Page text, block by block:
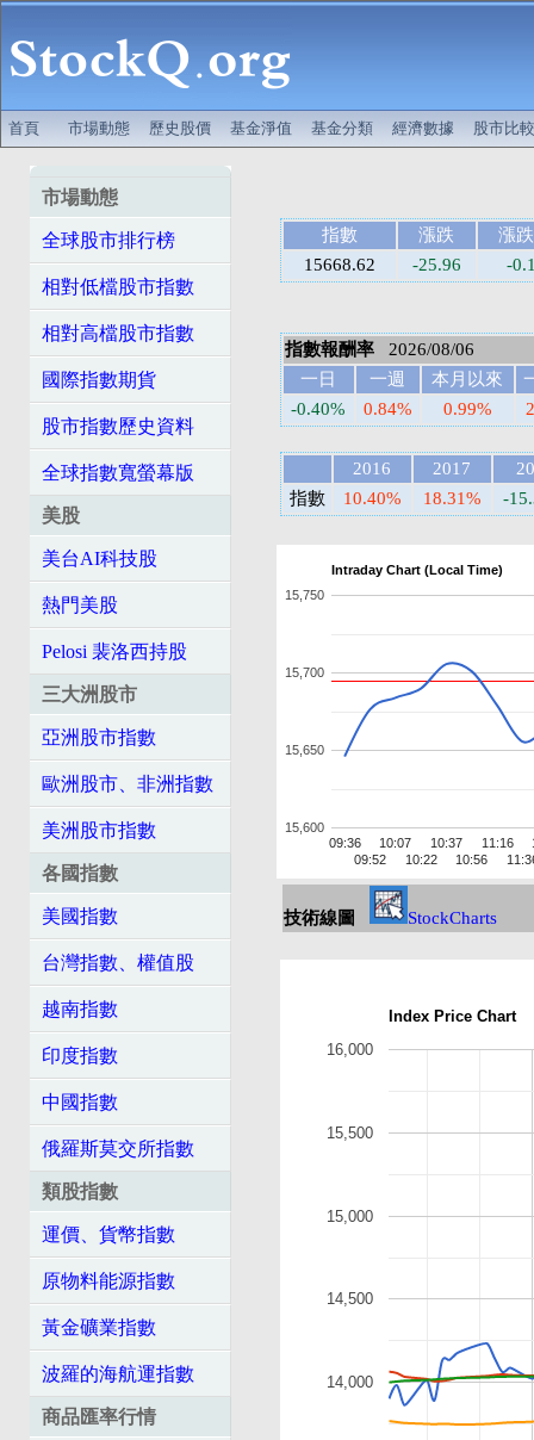
首頁 市場動態 歷史股價 基金淨值 基金分類 經濟數據 股市比較
市場動態
全球股市排行榜
相對低檔股市指數
相對高檔股市指數
國際指數期貨
股市指數歷史資料
全球指數寬螢幕版
美股
美台AI科技股
熱門美股
Pelosi 裴洛西持股
三大洲股市
亞洲股市指數
歐洲股市、非洲指數
美洲股市指數
各國指數
美國指數
台灣指數、權值股
越南指數
印度指數
中國指數
俄羅斯莫交所指數
類股指數
運價、貨幣指數
原物料能源指數
黃金礦業指數
波羅的海航運指數
商品匯率行情
指數 漲跌
漲
15668.62
-25.96 -
指數報酬率2026/08/06
一日
一週 本月以來
-0.40%
0.84% 0.99%
2016 2017
指數
10.40% 18.31% -
Intraday Chart (Local Time)
09:36
09:52
10:07
10:22
10:37
10:56
11:16
15,600
15,650
15,700
15,750
技術線圖 StockCharts
Index Price Chart
14,000
14,500
15,000
15,500
16,000